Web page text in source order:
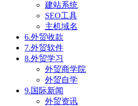
建站系统
SEO工具
主机域名
6.外贸收款
7.外贸软件
8.外贸学习
外贸商学院
外贸自学
9.国际新闻
外贸资讯